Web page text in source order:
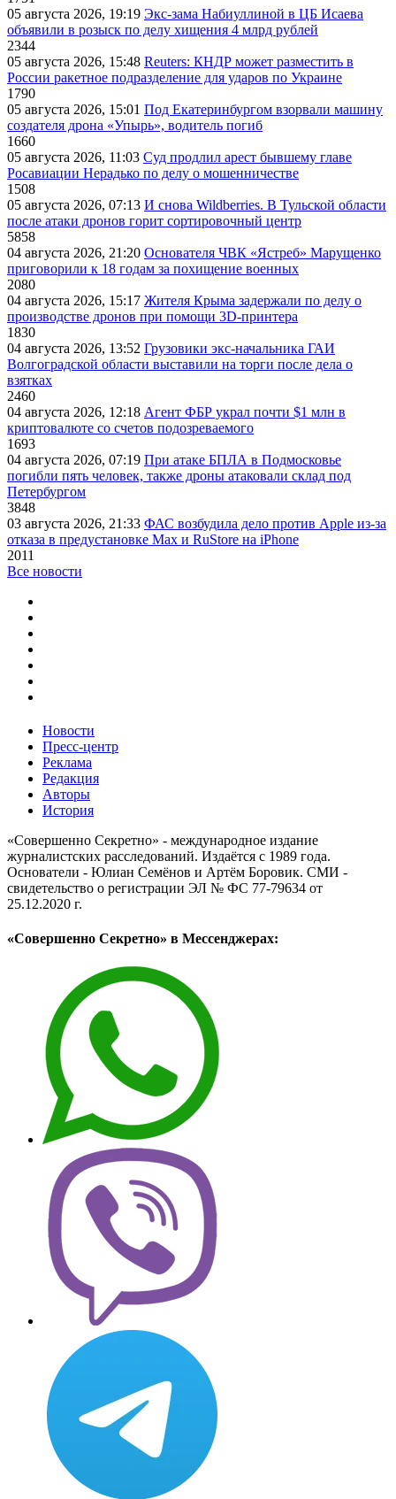
05 августа 2026, 19:19 Экс-зама Набиуллиной в ЦБ Исаева
объявили в розыск по делу хищения 4 млрд рублей
2344
05 августа 2026, 15:48 Reuters: КНДР может разместить в
России ракетное подразделение для ударов по Украине
1790
05 августа 2026, 15:01 Под Екатеринбургом взорвали машину
создателя дрона «Упырь», водитель погиб
1660
05 августа 2026, 11:03 Суд продлил арест бывшему главе
Росавиации Нерадько по делу о мошенничестве
1508
05 августа 2026, 07:13 И снова Wildberries. В Тульской области
после атаки дронов горит сортировочный центр
5858
04 августа 2026, 21:20 Основателя ЧВК «Ястреб» Марущенко
приговорили к 18 годам за похищение военных
2080
04 августа 2026, 15:17 Жителя Крыма задержали по делу о
производстве дронов при помощи 3D‑принтера
1830
04 августа 2026, 13:52 Грузовики экс-начальника ГАИ
Волгоградской области выставили на торги после дела о
взятках
2460
04 августа 2026, 12:18 Агент ФБР украл почти $1 млн в
криптовалюте со счетов подозреваемого
1693
04 августа 2026, 07:19 При атаке БПЛА в Подмосковье
погибли пять человек, также дроны атаковали склад под
Петербургом
3848
03 августа 2026, 21:33 ФАС возбудила дело против Apple из-за
отказа в предустановке Max и RuStore на iPhone
2011
Все новости
Новости
Пресс-центр
Реклама
Редакция
Авторы
История
«Совершенно Секретно» - международное издание
журналистских расследований. Издаётся с 1989 года.
Основатели - Юлиан Семёнов и Артём Боровик. CМИ -
свидетельство о регистрации ЭЛ № ФС 77-79634 от
25.12.2020 г.
«Совершенно Секретно» в Мессенджерах: